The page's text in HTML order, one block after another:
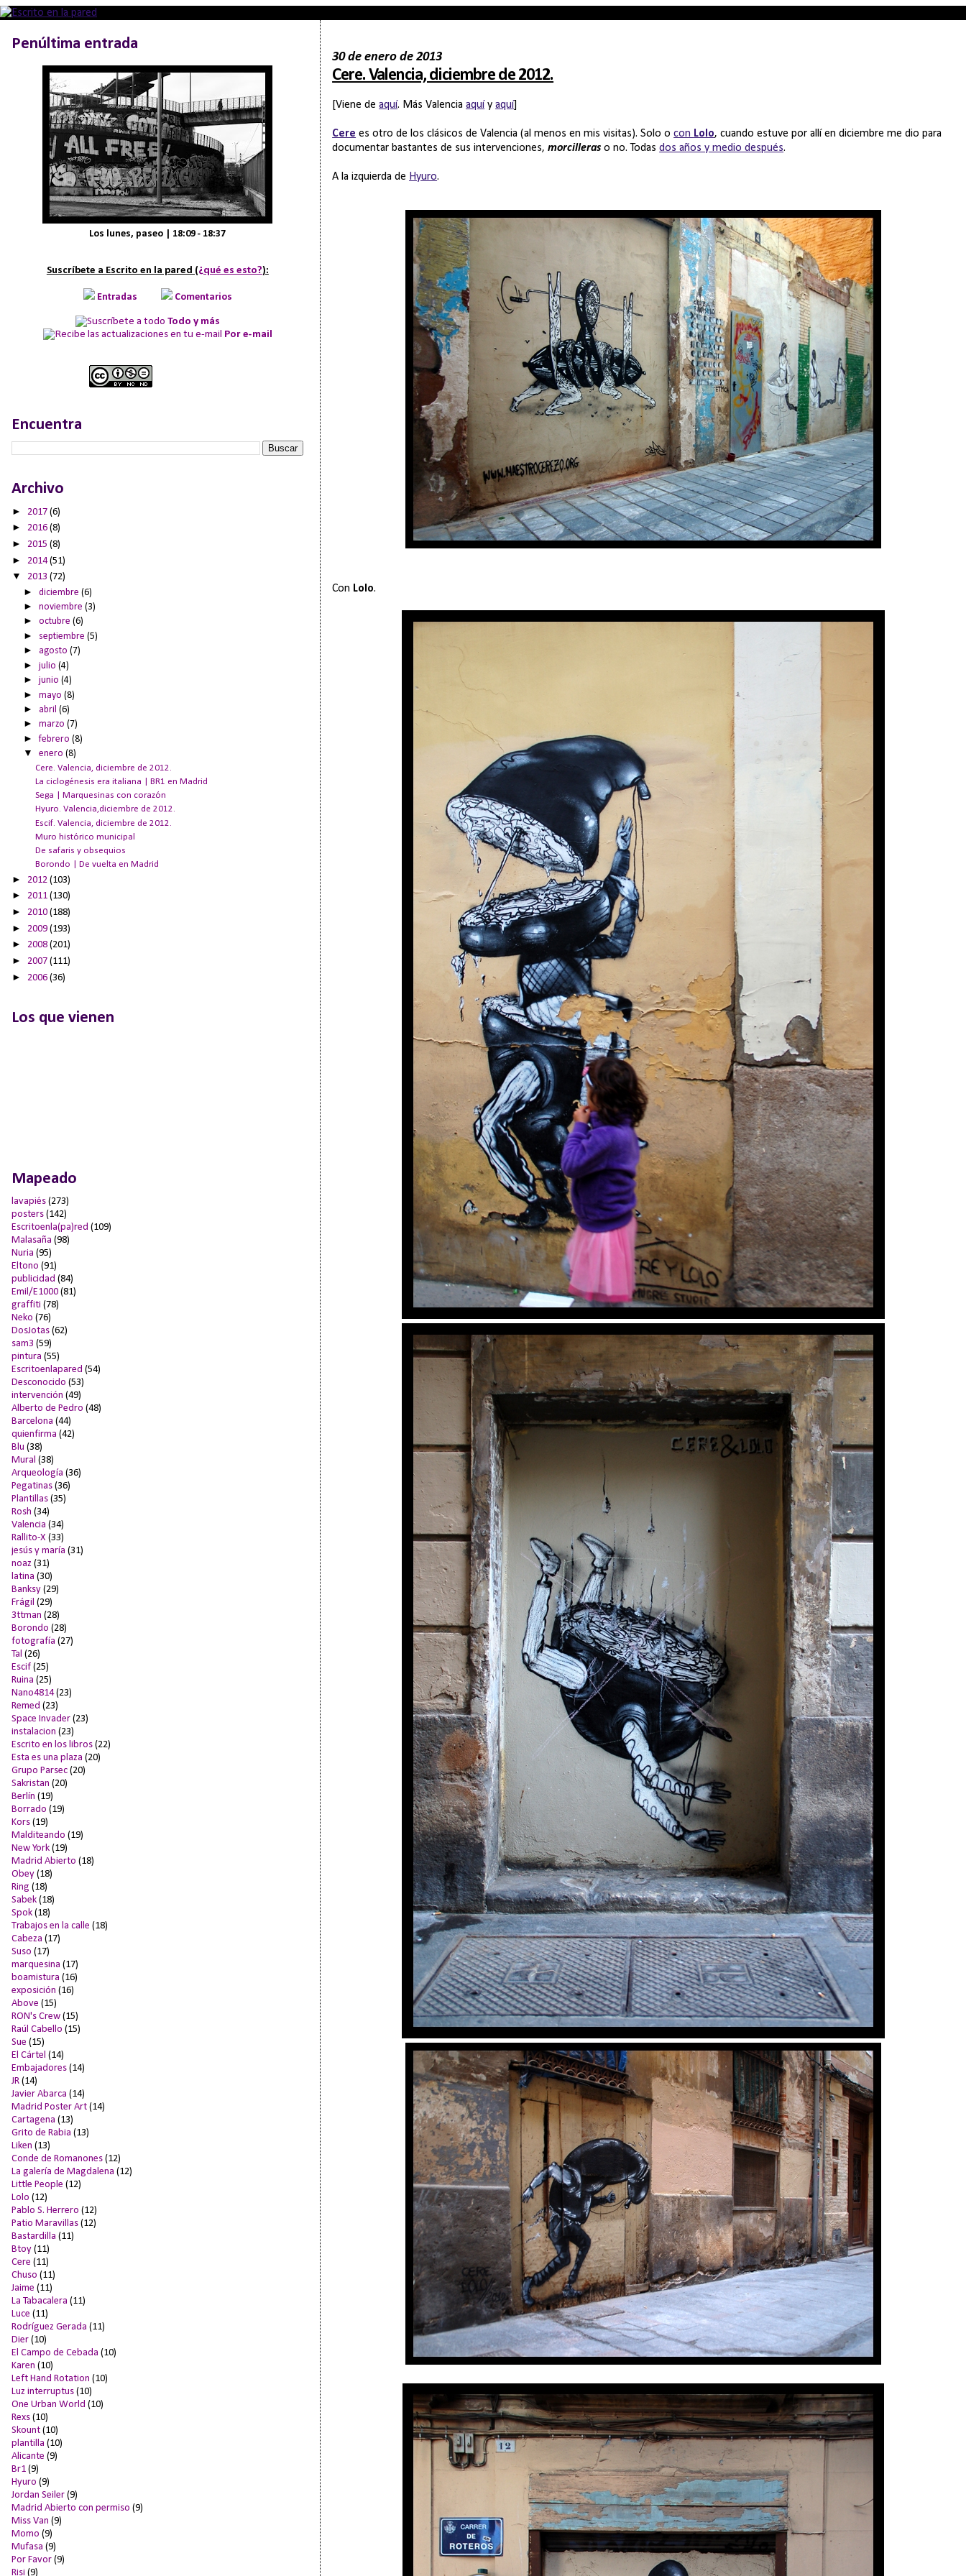
30 de enero de 2013
Cere. Valencia, diciembre de 2012.
[Viene deaquí. Más Valenciaaquí yaquí]
Cere es otro de los clásicos de Valencia (al menos en mis visitas). Solo ocon Lolo, cuando estuve por allí en diciembre me dio para
documentar bastantes de sus intervenciones,morcilleras o no. Todasdos años y medio después.
A la izquierda de Hyuro.
Con Lolo.
Penúltima entrada
Los lunes, paseo | 18:09 - 18:37
Suscríbete a Escrito en la pared (¿qué es esto?):
Entradas Comentarios
Todo y más
Por e-mail
Encuentra
Archivo
► 2017 (6)
► 2016 (8)
► 2015 (8)
► 2014(51)
▼ 2013 (72)
►diciembre(6)
►noviembre(3)
►octubre(6)
► septiembre(5)
► agosto(7)
►julio(4)
►junio(4)
►mayo(8)
► abril(6)
►marzo(7)
►febrero(8)
▼enero(8)
Cere. Valencia, diciembre de 2012.
La ciclogénesis era italiana | BR1 en Madrid
Sega | Marquesinas con corazón
Hyuro. Valencia,diciembre de 2012.
Escif. Valencia, diciembre de 2012.
Muro histórico municipal
De safaris y obsequios
Borondo | De vuelta en Madrid
► 2012 (103)
► 2011 (130)
► 2010 (188)
► 2009 (193)
► 2008 (201)
► 2007 (111)
► 2006 (36)
Los que vienen
Mapeado
lavapiés (273)
posters (142)
Escritoenla(pa)red (109)
Malasaña (98)
Nuria (95)
Eltono (91)
publicidad (84)
Emil/E1000 (81)
graffiti (78)
Neko (76)
DosJotas (62)
sam3 (59)
pintura (55)
Escritoenlapared (54)
Desconocido (53)
intervención (49)
Alberto de Pedro (48)
Barcelona (44)
quienfirma (42)
Blu (38)
Mural (38)
Arqueología (36)
Pegatinas (36)
Plantillas (35)
Rosh (34)
Valencia (34)
Rallito-X (33)
jesús y maría (31)
noaz (31)
latina (30)
Banksy (29)
Frágil (29)
3ttman (28)
Borondo (28)
fotografía (27)
Tal (26)
Escif (25)
Ruina (25)
Nano4814 (23)
Remed (23)
Space Invader (23)
instalacion (23)
Escrito en los libros (22)
Esta es una plaza (20)
Grupo Parsec (20)
Sakristan (20)
Berlín (19)
Borrado (19)
Kors (19)
Malditeando (19)
New York (19)
Madrid Abierto (18)
Obey (18)
Ring (18)
Sabek (18)
Spok (18)
Trabajos en la calle (18)
Cabeza (17)
Suso (17)
marquesina (17)
boamistura (16)
exposición (16)
Above (15)
RON's Crew (15)
Raúl Cabello (15)
Sue (15)
El Cártel (14)
Embajadores (14)
JR (14)
Javier Abarca (14)
Madrid Poster Art (14)
Cartagena (13)
Grito de Rabia (13)
Liken (13)
Conde de Romanones (12)
La galería de Magdalena (12)
Little People (12)
Lolo (12)
Pablo S. Herrero (12)
Patio Maravillas (12)
Bastardilla (11)
Btoy (11)
Cere (11)
Chuso (11)
Jaime (11)
La Tabacalera (11)
Luce (11)
Rodríguez Gerada (11)
Dier (10)
El Campo de Cebada (10)
Karen (10)
Left Hand Rotation (10)
Luz interruptus (10)
One Urban World (10)
Rexs (10)
Skount (10)
plantilla (10)
Alicante (9)
Br1 (9)
Hyuro (9)
Jordan Seiler (9)
Madrid Abierto con permiso (9)
Miss Van (9)
Momo (9)
Mufasa (9)
Por Favor (9)
Risi (9)